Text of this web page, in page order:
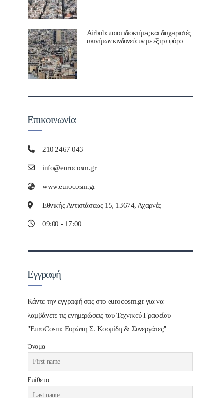
Airbnb: ποιοι ιδιοκτήτες και διαχειριστές
ακινήτων κινδυνεύουν με έξτρα φόρο
Επικοινωνία
210 2467 043
info@eurocosm.gr
www.eurocosm.gr
Εθνικής Αντιστάσεως 15, 13674, Αχαρνές
09:00 - 17:00
Εγγραφή
Κάντε την εγγραφή σας στο eurocosm.gr για να
λαμβάνετε τις ενημερώσεις του Τεχνικού Γραφείου
"EuroCosm: Ευρώπη Σ. Κοσμίδη & Συνεργάτες"
Όνομα
Επίθετο